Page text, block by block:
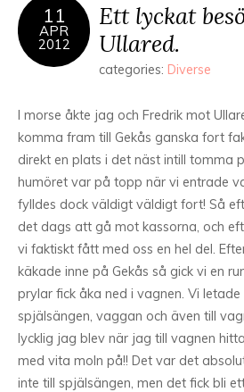
11
APR
2012
Ett lyckat
Ullared.
categories: Diverse
I morse åkte jag och Fredrik mot
komma fram till Gekås ganska fort
direkt en plats i det näst intill tomma
humöret var på topp när vi entrade
fylldes dock väldigt väldigt fort! Så
det dags att gå mot kassorna, och
vi faktiskt fått med oss en hel del.
käkade inne på Gekås så gick vi en
prylar fick åka ned i vagnen. Vi
spjälsängen, vaggan och även till
lycklig jag blev när jag till vagnen
med vita moln på!! Det var det
inte till spjälsängen, men det fick bli